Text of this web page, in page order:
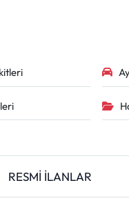
RESMİ İLANLAR